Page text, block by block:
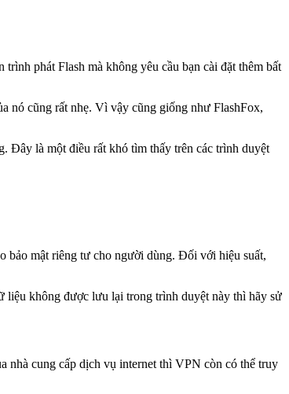
phát Flash mà không yêu cầu bạn cài đặt thêm bất
nó cũng rất nhẹ. Vì vậy cũng giống như FlashFox,
Đây là một điều rất khó tìm thấy trên các trình duyệt
bảo mật riêng tư cho người dùng. Đối với hiệu suất,
liệu không được lưu lại trong trình duyệt này thì hãy sử
nhà cung cấp dịch vụ internet thì VPN còn có thể truy